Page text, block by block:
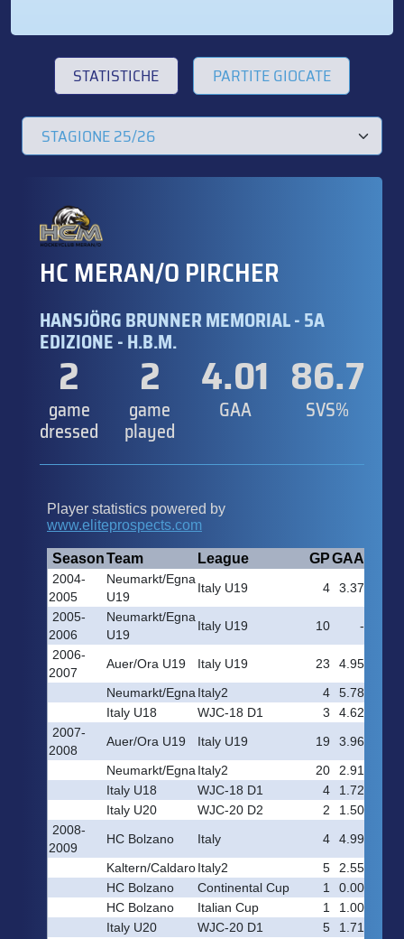
STATISTICHE PARTITE GIOCATE
HC MERAN/O PIRCHER
HANSJÖRG BRUNNER MEMORIAL - 5A
EDIZIONE - H.B.M.
2
game
dressed
2
game
played
4.01
GAA
86.7
SVS%